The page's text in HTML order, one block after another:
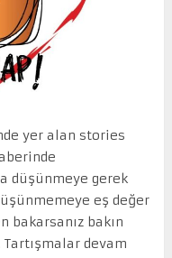
yer alan stories
düşünmeye gerek
eş değer
bakarsanız bakın
devam